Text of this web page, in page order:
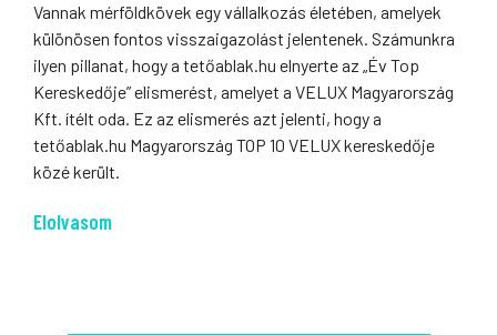
Vannak mérföldkövek egy vállalkozás életében, amelyek
különösen fontos visszaigazolást jelentenek. Számunkra
ilyen pillanat, hogy a tetőablak.hu elnyerte az „Év Top
Kereskedője” elismerést, amelyet a VELUX Magyarország
Kft. ítélt oda. Ez az elismerés azt jelenti, hogy a
tetőablak.hu Magyarország TOP 10 VELUX kereskedője
közé került.
Elolvasom